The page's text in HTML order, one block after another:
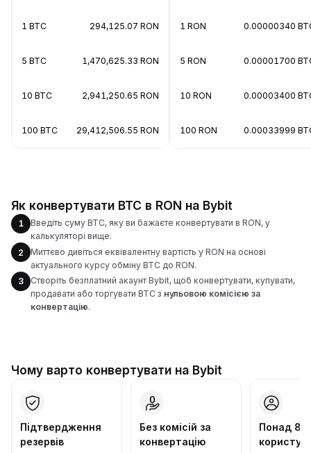
1 BTC 294,125.07 RON
5 BTC 1,470,625.33 RON
10 BTC 2,941,250.65 RON
100 BTC 29,412,506.55 RON
1 RON 0.00000340
5 RON 0.00001700
10 RON 0.00003400
100 RON 0.00033999
Як конвертувати BTC в RON на Bybit
1
Введіть суму BTC, яку ви бажаєте конвертувати в RON, у
калькуляторі вище.
2
Миттєво дивіться еквівалентну вартість у RON на основі
актуального курсу обміну BTC до RON.
3
Створіть безплатний акаунт Bybit, щоб конвертувати, купувати,
продавати або торгувати BTC з нульовою комісією за
конвертацію.
Чому варто конвертувати на Bybit
Підтвердження
резервів
Без комісій за
конвертацію
Понад 86